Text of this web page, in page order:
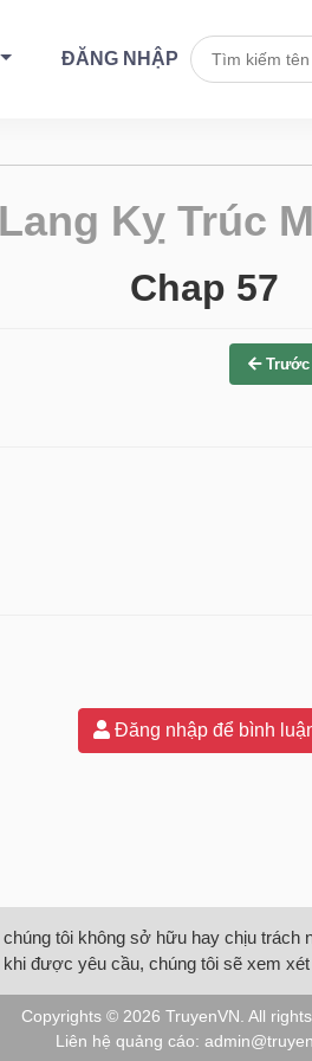
ĐĂNG NHẬP
Lang Kỵ Trúc
Chap 57
Trước
Đăng nhập để bình
tôi không sở hữu hay chịu
được yêu cầu, chúng tôi sẽ xem
Copyrights © 2026 TruyenVN . All
Liên hệ quảng cáo: